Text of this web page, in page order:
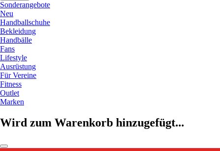
Sonderangebote
Neu
Handballschuhe
Bekleidung
Handbälle
Fans
Lifestyle
Ausrüstung
Für Vereine
Fitness
Outlet
Marken
Wird zum Warenkorb hinzugefügt...